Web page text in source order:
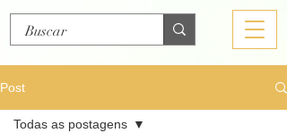
Post
Todas as postagens